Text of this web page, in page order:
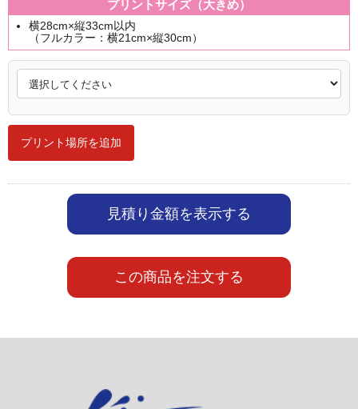
プリントサイズ（大きめ）
横28cm×縦33cm以内
（フルカラー：横21cm×縦30cm）
プリント場所を追加
見積り金額を表示する
この商品を注文する